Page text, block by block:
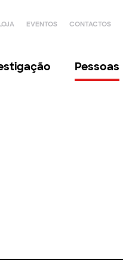
EVENTOS CONTACTOS
Pessoas